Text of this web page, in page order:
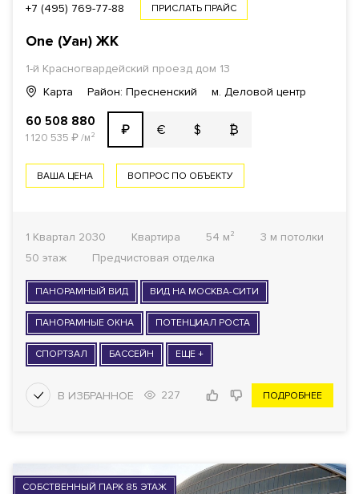
+7 (495) 769-77-88 ПРИСЛАТЬ ПРАЙС
One (Уан) ЖК
1-й Красногвардейский проезд дом 13
Карта
Район: Пресненский м. Деловой центр
60 508 880
1 120 535 ₽/м² ₽ € $ ₿
ВАША ЦЕНА ВОПРОС ПО ОБЪЕКТУ
1 Квартал 2030 Квартира 54 м²
3 м потолки
50 этаж
Предчистовая отделка
ПАНОРАМНЫЙ ВИД ВИД НА МОСКВА-СИТИ
ПАНОРАМНЫЕ ОКНА ПОТЕНЦИАЛ РОСТА
СПОРТЗАЛ БАССЕЙН ЕЩЕ +
227 ПОДРОБНЕЕ
СОБСТВЕННЫЙ ПАРК 85 ЭТАЖ